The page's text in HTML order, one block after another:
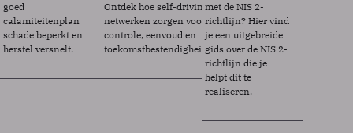
goed
calamiteitenplan
schade beperkt en
herstel versnelt.
Ontdek hoe self-driving
netwerken zorgen voor
controle, eenvoud en
toekomstbestendigheid.
met de NIS 2-
richtlijn? Hier vind
je een uitgebreide
gids over de NIS 2-
richtlijn die je
helpt dit te
realiseren.